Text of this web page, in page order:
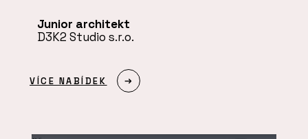
Junior architekt
D3K2 Studio s.r.o.
VÍCE NABÍDEK